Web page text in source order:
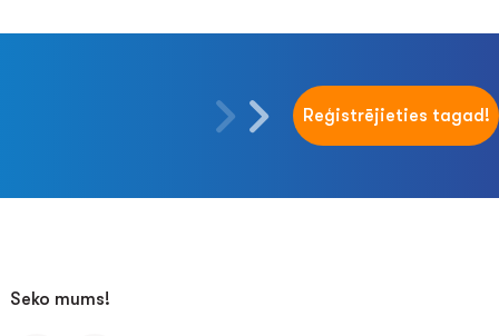
Reģistrējieties tagad!
Seko mums!